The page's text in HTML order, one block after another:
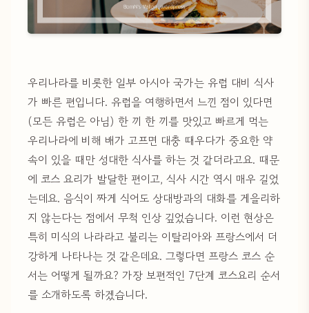
우리나라를 비롯한 일부 아시아 국가는 유럽 대비 식사
가 빠른 편입니다. 유럽을 여행하면서 느낀 점이 있다면
(모든 유럽은 아님) 한 끼 한 끼를 맛있고 빠르게 먹는
우리나라에 비해 배가 고프면 대충 때우다가 중요한 약
속이 있을 때만 성대한 식사를 하는 것 같더라고요. 때문
에 코스 요리가 발달한 편이고, 식사 시간 역시 매우 길었
는데요. 음식이 짜게 식어도 상대방과의 대화를 게을리하
지 않는다는 점에서 무척 인상 깊었습니다. 이런 현상은
특히 미식의 나라라고 불리는 이탈리아와 프랑스에서 더
강하게 나타나는 것 같은데요. 그렇다면 프랑스 코스 순
서는 어떻게 될까요? 가장 보편적인 7단계 코스요리 순서
를 소개하도록 하겠습니다.